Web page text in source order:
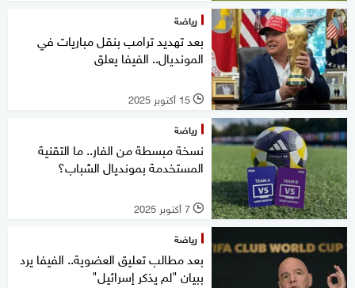
رياضة
بعد تهديد ترامب بنقل مباريات في
المونديال.. الفيفا يعلق
l 15 أكتوبر 2025
رياضة
نسخة مبسطة من الفار.. ما التقنية
المستخدمة بمونديال الشباب؟
l 7 أكتوبر 2025
رياضة
بعد مطالب تعليق العضوية.. الفيفا يرد
ببيان "لم يذكر إسرائيل"